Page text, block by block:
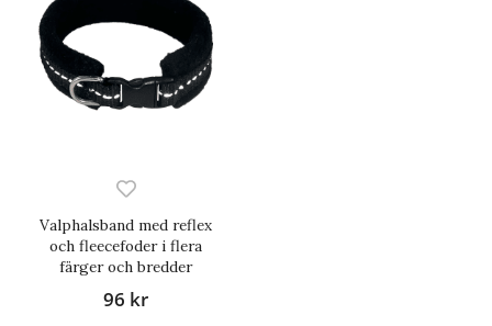
Valphalsband med reflex
och fleecefoder i flera
färger och bredder
96 kr